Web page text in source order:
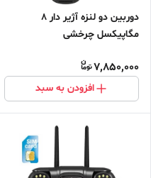
دوربین دو لنزه آژیر دار 8
مگاپیکسل چرخشی
7,850,000
افزودن به سبد